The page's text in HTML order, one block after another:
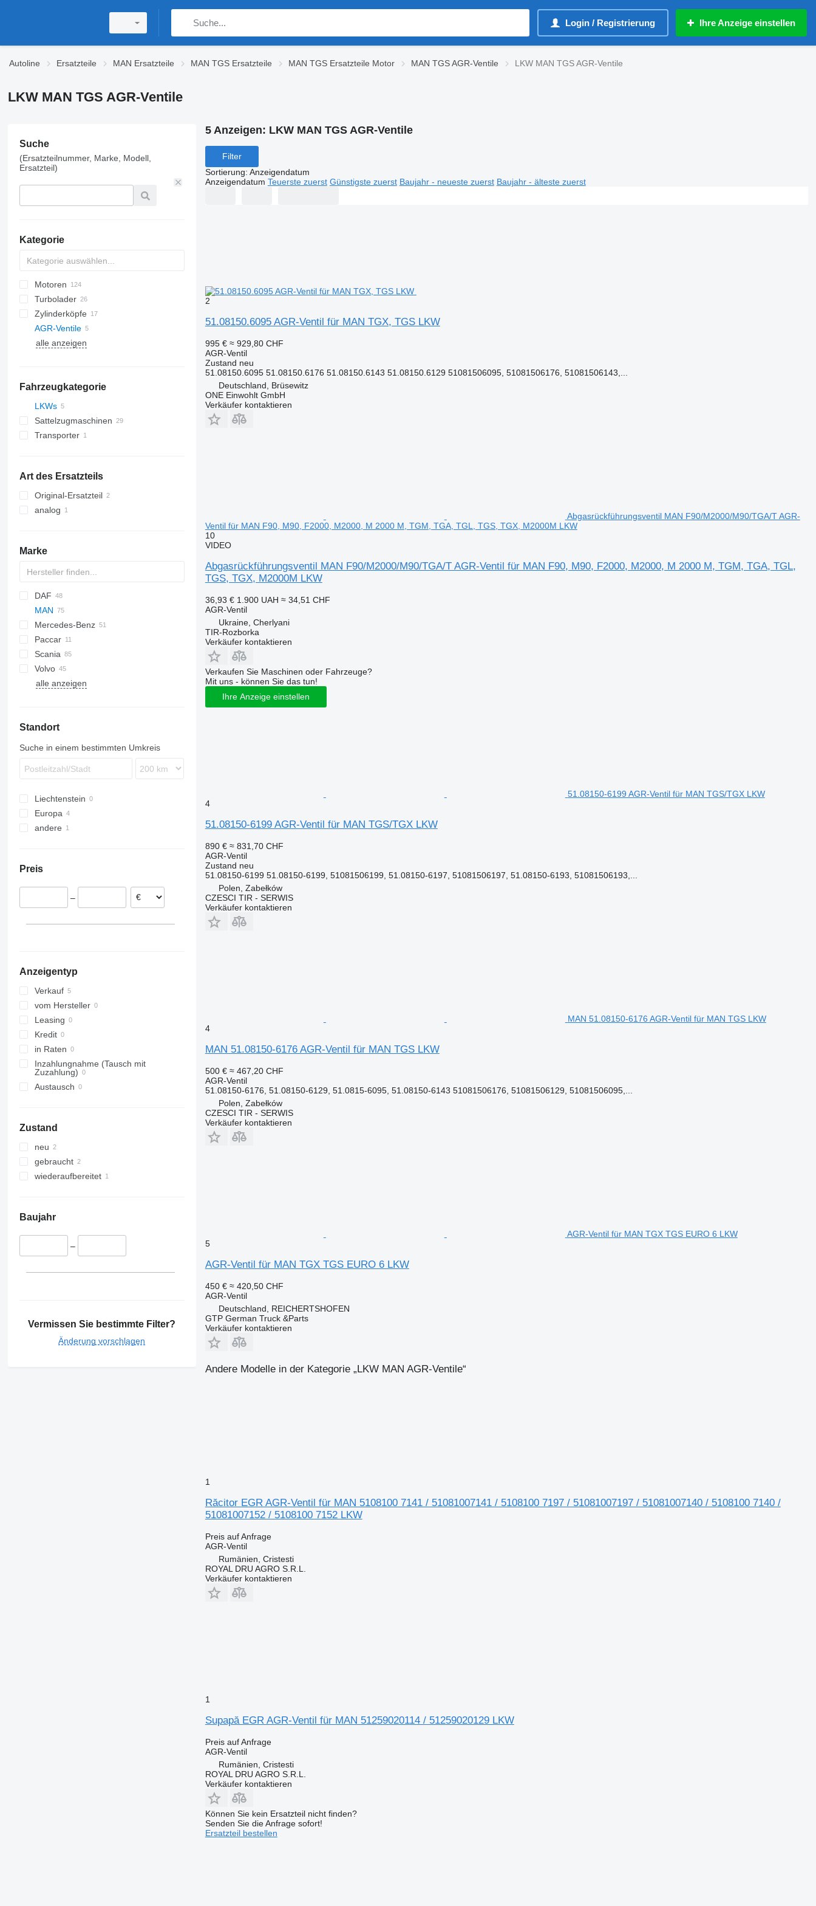
Login / Registrierung Ihre Anzeige einstellen
Autoline Ersatzteile MAN Ersatzteile MAN TGS Ersatzteile MAN TGS Ersatzteile Motor MAN TGS AGR-Ventile LKW MAN TGS AGR-Ventile
LKW MAN TGS AGR-Ventile
Suche
(Ersatzteilnummer, Marke, Modell,
Ersatzteil)
Kategorie
Motoren
Turbolader
Zylinderköpfe
AGR-Ventile
alle anzeigen
Fahrzeugkategorie
LKWs
Sattelzugmaschinen
Transporter
Art des Ersatzteils
Original-Ersatzteil
analog
Marke
DAF
CF
LF
XD
XF
XG
Daily
MAN
F90
TGA
TGL
TGM
TGM 18.340
TGS
Mercedes-Benz
A-Class
Actros
Arocs
Atego
Canter
Atleon
Cabstar
Paccar
T-series
Scania
R-series
Volvo
B-series
alle anzeigen
Standort
Suche in einem bestimmten Umkreis
Liechtenstein
Europa
Polen
andere
Preis
–
Anzeigentyp
Verkauf
vom Hersteller
Leasing
Kredit
in Raten
Inzahlungnahme (Tausch mit
Zuzahlung)
Austausch
Zustand
neu
gebraucht
wiederaufbereitet
Baujahr
–
Vermissen Sie bestimmte Filter?
Änderung vorschlagen
5 Anzeigen: LKW MAN TGS AGR-Ventile
Filter
Sortierung: Anzeigendatum
Anzeigendatum Teuerste zuerst Günstigste zuerst Baujahr - neueste zuerst Baujahr - älteste zuerst
2
51.08150.6095 AGR-Ventil für MAN TGX, TGS LKW
995 € ≈ 929,80 CHF
AGR-Ventil
Zustand neu
51.08150.6095 51.08150.6176 51.08150.6143 51.08150.6129 51081506095, 51081506176, 51081506143,...
Deutschland, Brüsewitz
ONE Einwohlt GmbH
Verkäufer kontaktieren
Abgasrückführungsventil MAN F90/M2000/M90/TGA/T AGR-
Ventil für MAN F90, M90, F2000, M2000, M 2000 M, TGM, TGA, TGL, TGS, TGX, M2000M LKW
10
VIDEO
Abgasrückführungsventil MAN F90/M2000/M90/TGA/T AGR-Ventil für MAN F90, M90, F2000, M2000, M 2000 M, TGM, TGA, TGL,
TGS, TGX, M2000M LKW
36,93 € 1.900 UAH ≈ 34,51 CHF
AGR-Ventil
Ukraine, Cherlyani
TIR-Rozborka
Verkäufer kontaktieren
Verkaufen Sie Maschinen oder Fahrzeuge?
Mit uns - können Sie das tun!
Ihre Anzeige einstellen
51.08150-6199 AGR-Ventil für MAN TGS/TGX LKW
4
51.08150-6199 AGR-Ventil für MAN TGS/TGX LKW
890 € ≈ 831,70 CHF
AGR-Ventil
Zustand neu
51.08150-6199 51.08150-6199, 51081506199, 51.08150-6197, 51081506197, 51.08150-6193, 51081506193,...
Polen, Zabełków
CZESCI TIR - SERWIS
Verkäufer kontaktieren
MAN 51.08150-6176 AGR-Ventil für MAN TGS LKW
4
MAN 51.08150-6176 AGR-Ventil für MAN TGS LKW
500 € ≈ 467,20 CHF
AGR-Ventil
51.08150-6176, 51.08150-6129, 51.0815-6095, 51.08150-6143 51081506176, 51081506129, 51081506095,...
Polen, Zabełków
CZESCI TIR - SERWIS
Verkäufer kontaktieren
AGR-Ventil für MAN TGX TGS EURO 6 LKW
5
AGR-Ventil für MAN TGX TGS EURO 6 LKW
450 € ≈ 420,50 CHF
AGR-Ventil
Deutschland, REICHERTSHOFEN
GTP German Truck &Parts
Verkäufer kontaktieren
Andere Modelle in der Kategorie „LKW MAN AGR-Ventile“
1
Răcitor EGR AGR-Ventil für MAN 5108100 7141 / 51081007141 / 5108100 7197 / 51081007197 / 51081007140 / 5108100 7140 /
51081007152 / 5108100 7152 LKW
Preis auf Anfrage
AGR-Ventil
Rumänien, Cristesti
ROYAL DRU AGRO S.R.L.
Verkäufer kontaktieren
1
Supapă EGR AGR-Ventil für MAN 51259020114 / 51259020129 LKW
Preis auf Anfrage
AGR-Ventil
Rumänien, Cristesti
ROYAL DRU AGRO S.R.L.
Verkäufer kontaktieren
Können Sie kein Ersatzteil nicht finden?
Senden Sie die Anfrage sofort!
Ersatzteil bestellen